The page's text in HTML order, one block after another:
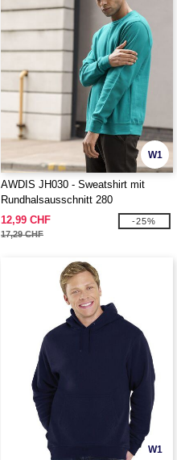
W1
AWDIS JH030 - Sweatshirt mit
Rundhalsausschnitt 280
12,99 CHF
17,29 CHF
-25%
W1